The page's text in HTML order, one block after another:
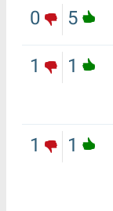
5
0
1
1
1
1